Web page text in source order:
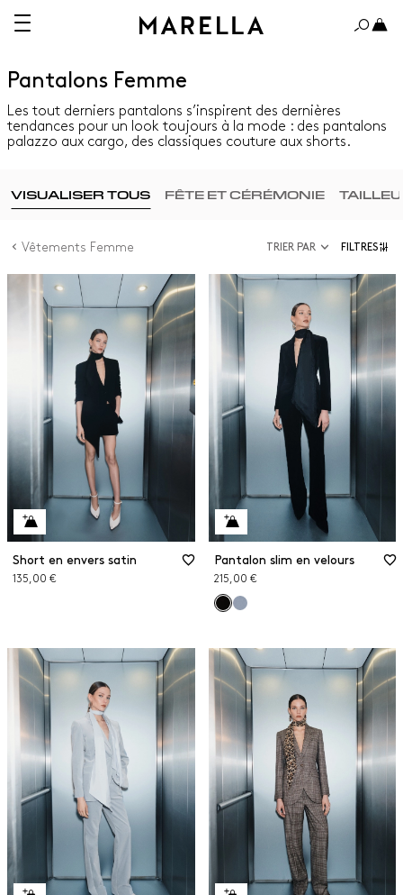
Pantalons Femme
Les tout derniers pantalons s’inspirent des dernières
tendances pour un look toujours à la mode : des pantalons
palazzo aux cargo, des classiques couture aux shorts.
VISUALISER TOUS FÊTE ET CÉRÉMONIE
Vêtements Femme TRIER PAR FILTRES
Short en envers satin
135,00 €
Pantalon slim en velours
215,00 €